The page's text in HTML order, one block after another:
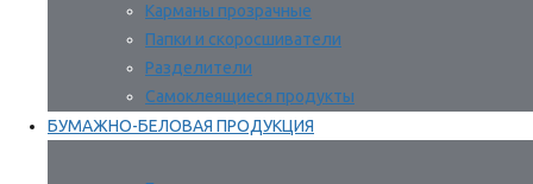
Карманы прозрачные
Папки и скоросшиватели
Разделители
Самоклеящиеся продукты
БУМАЖНО-БЕЛОВАЯ ПРОДУКЦИЯ